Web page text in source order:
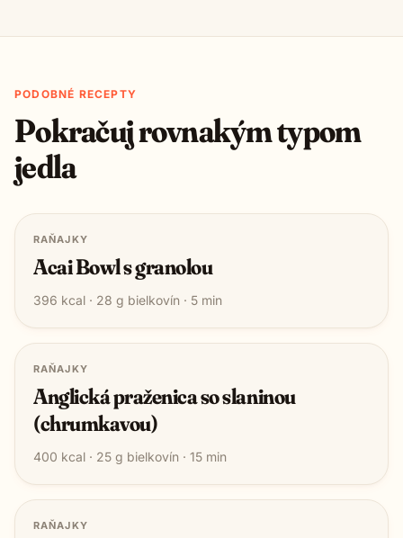
PODOBNÉ RECEPTY
Pokračuj rovnakým typom
jedla
RAŇAJKY
Acai Bowl s granolou
396 kcal · 28 g bielkovín · 5 min
RAŇAJKY
Anglická praženica so slaninou
(chrumkavou)
400 kcal · 25 g bielkovín · 15 min
RAŇAJKY